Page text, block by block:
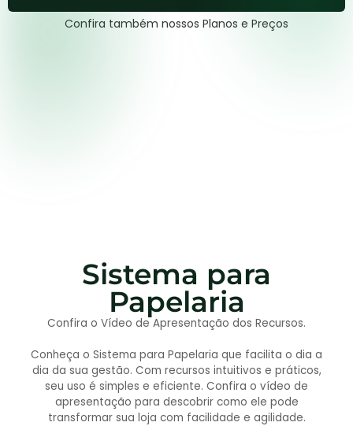
Confira também nossos Planos e Preços
Sistema para
Papelaria
Confira o Vídeo de Apresentação dos Recursos.
Conheça o Sistema para Papelaria que facilita o dia a
dia da sua gestão. Com recursos intuitivos e práticos,
seu uso é simples e eficiente. Confira o vídeo de
apresentação para descobrir como ele pode
transformar sua loja com facilidade e agilidade.